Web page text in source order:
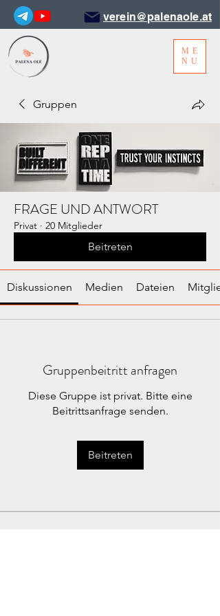
ME
NU
verein@palenaole.at
Gruppen
FRAGE UND ANTWORT
Privat · 20 Mitglieder
Beitreten
Diskussionen Medien Dateien
Gruppenbeitritt anfragen
Diese Gruppe ist privat. Bitte eine
Beitrittsanfrage senden.
Beitreten